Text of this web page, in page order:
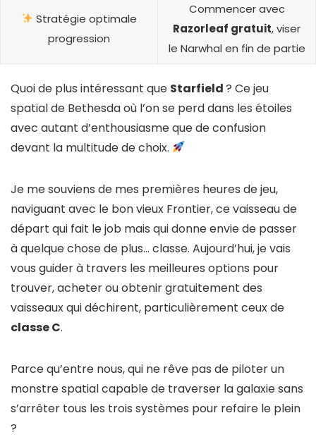
Stratégie optimale
progression
Commencer avec
Razorleaf gratuit, viser
le Narwhal en fin de partie
Quoi de plus intéressant que Starfield? Ce jeu
spatial de Bethesda où l’on se perd dans les étoiles
avec autant d’enthousiasme que de confusion
devant la multitude de choix.
Je me souviens de mes premières heures de jeu,
naviguant avec le bon vieux Frontier, ce vaisseau de
départ qui fait le job mais qui donne envie de passer
à quelque chose de plus… classe. Aujourd’hui, je vais
vous guider à travers les meilleures options pour
trouver, acheter ou obtenir gratuitement des
vaisseaux qui déchirent, particulièrement ceux de
classe C.
Parce qu’entre nous, qui ne rêve pas de piloter un
monstre spatial capable de traverser la galaxie sans
s’arrêter tous les trois systèmes pour refaire le plein
?